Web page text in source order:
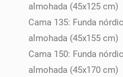
almohada (45x125 cm)
Cama 135: Funda
almohada (45x155 cm)
Cama 150: Funda
almohada (45x170 cm)